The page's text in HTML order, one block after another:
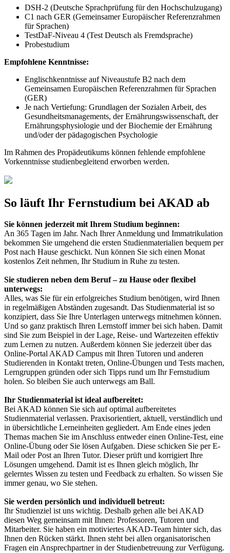
DSH-2 (Deutsche Sprachprüfung für den Hochschulzugang)
C1 nach GER (Gemeinsamer Europäischer Referenzrahmen
für Sprachen)
TestDaF-Niveau 4 (Test Deutsch als Fremdsprache)
Probestudium
Empfohlene Kenntnisse:
Englischkenntnisse auf Niveaustufe B2 nach dem
Gemeinsamen Europäischen Referenzrahmen für Sprachen
(GER)
Je nach Vertiefung: Grundlagen der Sozialen Arbeit, des
Gesundheitsmanagements, der Ernährungswissenschaft, der
Ernährungsphysiologie und der Biochemie der Ernährung
und/oder der pädagogischen Psychologie
Im Rahmen des Propädeutikums können fehlende empfohlene
Vorkenntnisse studienbegleitend erworben werden.
So läuft Ihr Fernstudium bei AKAD ab
Sie können jederzeit mit Ihrem Studium beginnen:
An 365 Tagen im Jahr. Nach Ihrer Anmeldung und Immatrikulation
bekommen Sie umgehend die ersten Studienmaterialien bequem per
Post nach Hause geschickt. Nun können Sie sich einen Monat
kostenlos Zeit nehmen, Ihr Studium in Ruhe zu testen.
Sie studieren neben dem Beruf – zu Hause oder flexibel
unterwegs:
Alles, was Sie für ein erfolgreiches Studium benötigen, wird Ihnen
in regelmäßigen Abständen zugesandt. Das Studienmaterial ist so
konzipiert, dass Sie Ihre Unterlagen unterwegs mitnehmen können.
Und so ganz praktisch Ihren Lernstoff immer bei sich haben. Damit
sind Sie zum Beispiel in der Lage, Reise- und Wartezeiten effektiv
zum Lernen zu nutzen. Außerdem können Sie jederzeit über das
Online-Portal AKAD Campus mit Ihren Tutoren und anderen
Studierenden in Kontakt treten, Online-Übungen und Tests machen,
Lerngruppen gründen oder sich Tipps rund um Ihr Fernstudium
holen. So bleiben Sie auch unterwegs am Ball.
Ihr Studienmaterial ist ideal aufbereitet:
Bei AKAD können Sie sich auf optimal aufbereitetes
Studienmaterial verlassen. Praxisorientiert, aktuell, verständlich und
in übersichtliche Lerneinheiten gegliedert. Am Ende eines jeden
Themas machen Sie im Anschluss entweder einen Online-Test, eine
Online-Übung oder Sie lösen Aufgaben. Diese schicken Sie per E-
Mail oder Post an Ihren Tutor. Dieser prüft und korrigiert Ihre
Lösungen umgehend. Damit ist es Ihnen gleich möglich, Ihr
gelerntes Wissen zu testen und Feedback zu erhalten. So wissen Sie
immer genau, wo Sie stehen.
Sie werden persönlich und individuell betreut:
Ihr Studienziel ist uns wichtig. Deshalb gehen alle bei AKAD
diesen Weg gemeinsam mit Ihnen: Professoren, Tutoren und
Mitarbeiter. Sie haben ein motiviertes AKAD-Team hinter sich, das
Ihnen den Rücken stärkt. Ihnen steht bei allen organisatorischen
Fragen ein Ansprechpartner in der Studienbetreuung zur Verfügung.